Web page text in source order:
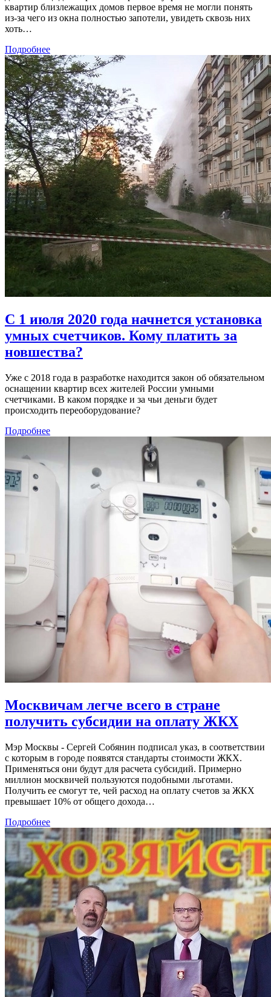
квартир близлежащих домов первое время не могли понять
из-за чего из окна полностью запотели, увидеть сквозь них
хоть…
Подробнее
С 1 июля 2020 года начнется установка
умных счетчиков. Кому платить за
новшества?
Уже с 2018 года в разработке находится закон об обязательном
оснащении квартир всех жителей России умными
счетчиками. В каком порядке и за чьи деньги будет
происходить переоборудование?
Подробнее
Москвичам легче всего в стране
получить субсидии на оплату ЖКХ
Мэр Москвы - Сергей Собянин подписал указ, в соответствии
с которым в городе появятся стандарты стоимости ЖКХ.
Применяться они будут для расчета субсидий. Примерно
миллион москвичей пользуются подобными льготами.
Получить ее смогут те, чей расход на оплату счетов за ЖКХ
превышает 10% от общего дохода…
Подробнее